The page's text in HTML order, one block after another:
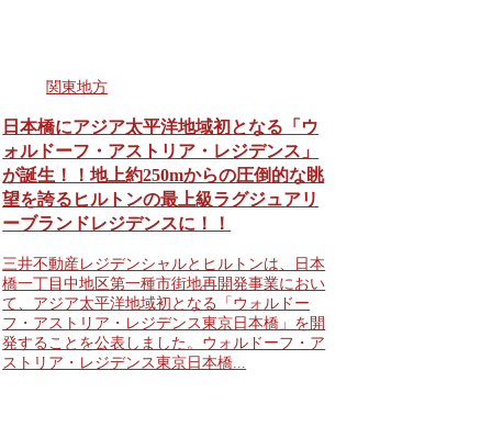
関東地方
日本橋にアジア太平洋地域初となる「ウ
ォルドーフ・アストリア・レジデンス」
が誕生！！地上約250mからの圧倒的な眺
望を誇るヒルトンの最上級ラグジュアリ
ーブランドレジデンスに！！
三井不動産レジデンシャルとヒルトンは、日本
橋一丁目中地区第一種市街地再開発事業におい
て、アジア太平洋地域初となる「ウォルドー
フ・アストリア・レジデンス東京日本橋」を開
発することを公表しました。ウォルドーフ・ア
ストリア・レジデンス東京日本橋...